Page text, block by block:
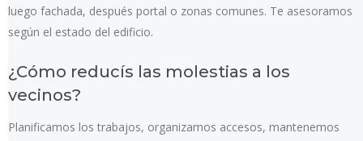
luego fachada, después portal o zonas comunes. Te asesoramos
según el estado del edificio.
¿Cómo reducís las molestias a los
vecinos?
Planificamos los trabajos, organizamos accesos, mantenemos